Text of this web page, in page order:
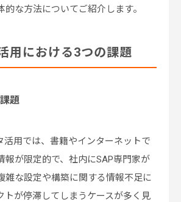
的な方法についてご紹介します。
用における3つの課題
題
活用では、書籍やインターネットで
報が限定的で、社内にSAP専門家が
雑な設定や構築に関する情報不足に
トが停滞してしまうケースが多く見